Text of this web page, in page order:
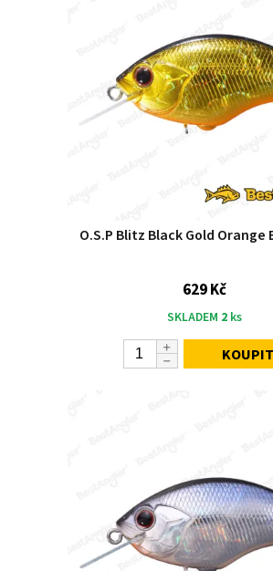
O.S.P Blitz Black Gold Orange
629 Kč
SKLADEM 2 ks
KOUPIT